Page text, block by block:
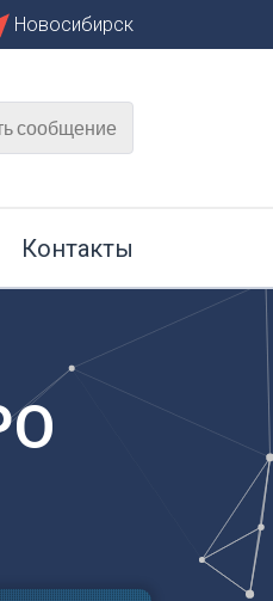
Новосибирск
сообщение
Контакты